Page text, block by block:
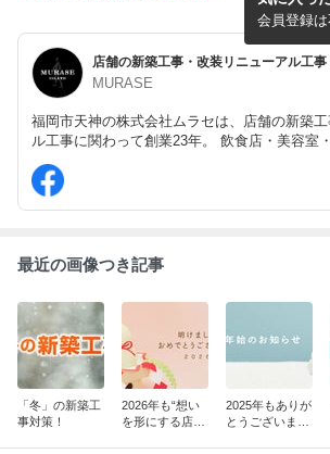
MURASE
福岡市天神の株式会社ムラセは、店舗の新築
ル工事に関わって創業23年。 飲食店・美容室
をはじめ、戸建てや医療施設、マンション等も
会員登録
最近の画像つき記事
「冬」の新築工
事対策！
2026年も“想い
を形にする店舗
2025年もありが
とうございまし